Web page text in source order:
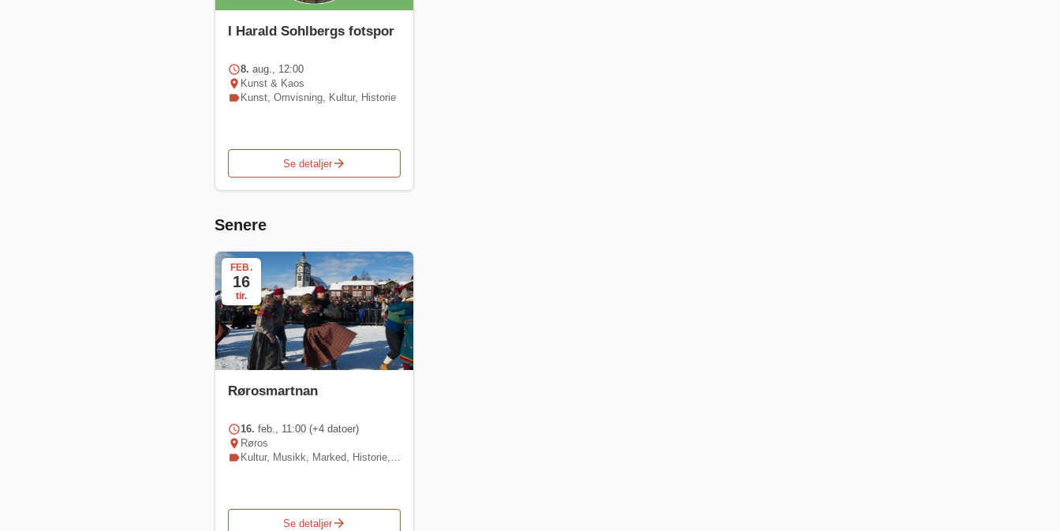
I Harald Sohlbergs fotspor
schedule8. aug., 12:00
location_on Kunst & Kaos
label Kunst, Omvisning, Kultur, Historie
Se detaljerarrow_forward
Senere
FEB.
16
tir.
Rørosmartnan
schedule16. feb., 11:00 (+4 datoer)
location_on Røros
label Kultur, Musikk, Marked, Historie, Festival
Se detaljerarrow_forward